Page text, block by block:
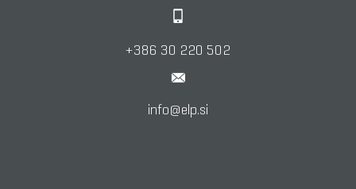
+386 30 220 502
info@elp.si